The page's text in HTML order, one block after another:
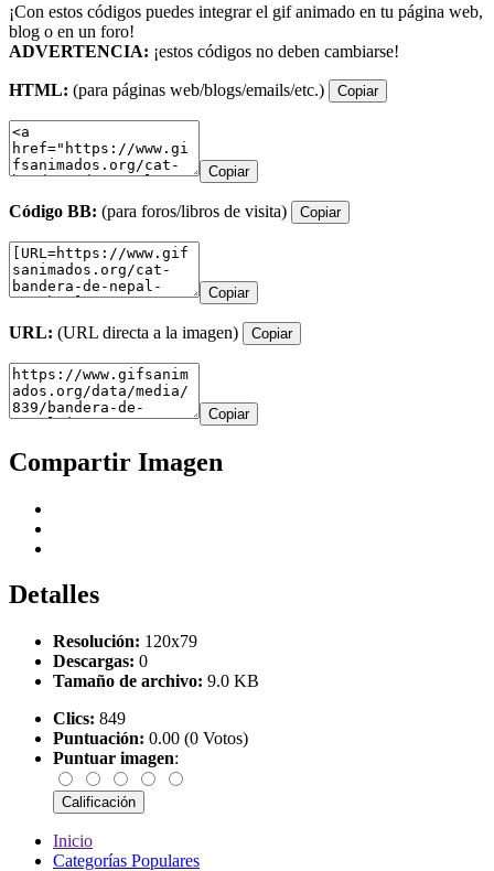
¡Con estos códigos puedes integrar el gif animado en tu página web,
blog o en un foro!
ADVERTENCIA: ¡estos códigos no deben cambiarse!
HTML: (para páginas web/blogs/emails/etc.) Copiar
Copiar
Código BB: (para foros/libros de visita) Copiar
Copiar
URL: (URL directa a la imagen) Copiar
Copiar
Compartir Imagen
Detalles
Resolución: 120x79
Descargas: 0
Tamaño de archivo: 9.0 KB
Clics: 849
Puntuación: 0.00 (0 Votos)
Puntuar imagen:
Inicio
Categorías Populares